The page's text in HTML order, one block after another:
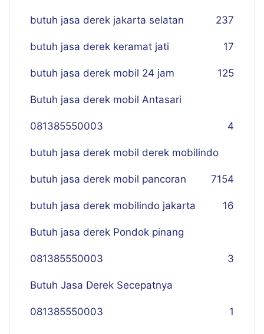
butuh jasa derek jakarta selatan 237
butuh jasa derek keramat jati 17
butuh jasa derek mobil 24 jam 125
Butuh jasa derek mobil Antasari
081385550003 4
butuh jasa derek mobil derek mobilindo
154
butuh jasa derek mobil pancoran 7
butuh jasa derek mobilindo jakarta 16
Butuh jasa derek Pondok pinang
081385550003 3
Butuh Jasa Derek Secepatnya
081385550003 1